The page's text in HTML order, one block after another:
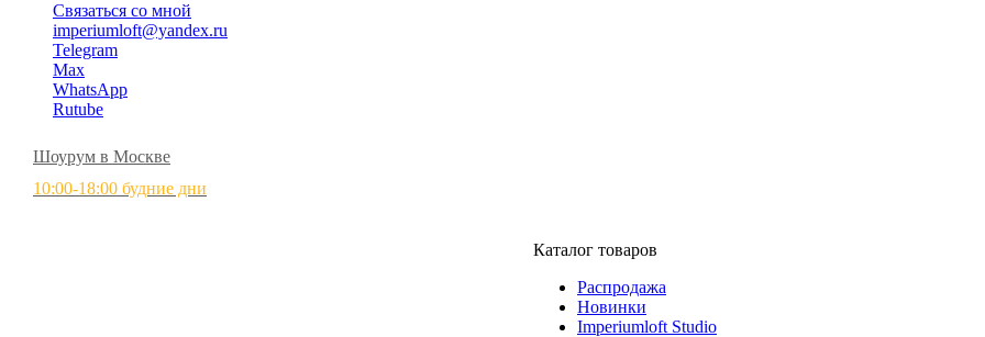
Связаться со мной
imperiumloft@yandex.ru
Telegram
Max
WhatsApp
Rutube
Шоурум в Москве
10:00-18:00 будние дни
Каталог товаров
Распродажа
Новинки
Imperiumloft Studio